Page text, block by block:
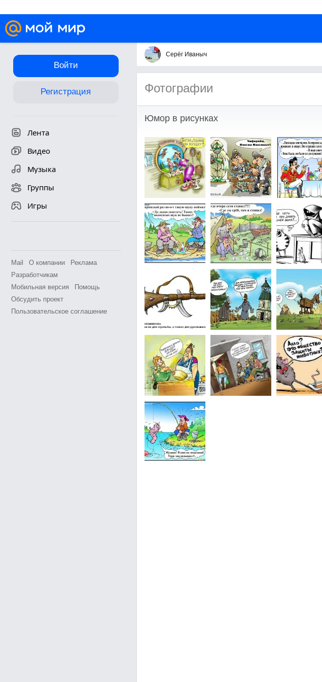
Войти
Регистрация
Лента
Видео
Музыка
Группы
Игры
Mail О компании
Реклама
Разработчикам
Мобильная версия
Помощь
Обсудить проект
Пользовательское соглашение
Серёг Иваныч
Фотографии
Юмор в рисунках